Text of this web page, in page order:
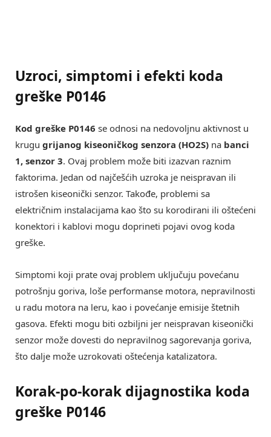
Uzroci, simptomi i efekti koda
greške P0146
Kod greške P0146 se odnosi na nedovoljnu aktivnost u
krugu grijanog kiseoničkog senzora (HO2S) na banci
1, senzor 3. Ovaj problem može biti izazvan raznim
faktorima. Jedan od najčešćih uzroka je neispravan ili
istrošen kiseonički senzor. Takođe, problemi sa
električnim instalacijama kao što su korodirani ili oštećeni
konektori i kablovi mogu doprineti pojavi ovog koda
greške.
Simptomi koji prate ovaj problem uključuju povećanu
potrošnju goriva, loše performanse motora, nepravilnosti
u radu motora na leru, kao i povećanje emisije štetnih
gasova. Efekti mogu biti ozbiljni jer neispravan kiseonički
senzor može dovesti do nepravilnog sagorevanja goriva,
što dalje može uzrokovati oštećenja katalizatora.
Korak-po-korak dijagnostika koda
greške P0146